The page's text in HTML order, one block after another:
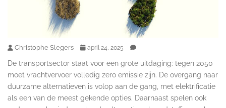
Christophe Slegers april 24, 2025
De transportsector staat voor een grote uitdaging: tegen 2050
moet vrachtvervoer volledig zero emissie zijn. De overgang naar
duurzame alternatieven is volop aan de gang, met elektrificatie
als een van de meest gekende opties. Daarnaast spelen ook